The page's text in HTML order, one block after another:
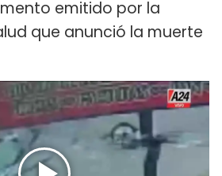
emitido por la
que anunció la muerte